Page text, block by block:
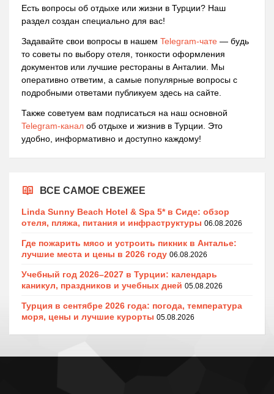
Есть вопросы об отдыхе или жизни в Турции? Наш
раздел создан специально для вас!
Задавайте свои вопросы в нашем Telegram-чате — будь
то советы по выбору отеля, тонкости оформления
документов или лучшие рестораны в Анталии. Мы
оперативно ответим, а самые популярные вопросы с
подробными ответами публикуем здесь на сайте.
Также советуем вам подписаться на наш основной
Telegram-канал об отдыхе и жизнив в Турции. Это
удобно, информативно и доступно каждому!
ВСЕ САМОЕ СВЕЖЕЕ
Linda Sunny Beach Hotel & Spa 5* в Сиде: обзор
отеля, пляжа, питания и инфраструктуры 06.08.2026
Где пожарить мясо и устроить пикник в Анталье:
лучшие места и цены в 2026 году 06.08.2026
Учебный год 2026–2027 в Турции: календарь
каникул, праздников и учебных дней 05.08.2026
Турция в сентябре 2026 года: погода, температура
моря, цены и лучшие курорты 05.08.2026